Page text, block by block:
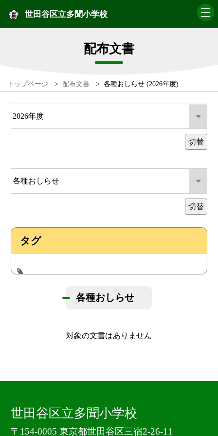
世田谷区立多聞小学校
配布文書
トップページ > 配布文書 > 各種おしらせ (2026年度)
切替
切替
タグ
各種おしらせ
対象の文書はありません
世田谷区立多聞小学校
〒154-0005 東京都世田谷区三宿2-26-11